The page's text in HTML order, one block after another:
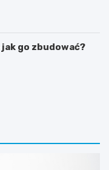
go zbudować?